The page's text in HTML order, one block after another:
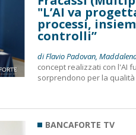
"L’AI va
processi,
controlli”
di Flavio Padovan,
concept realizzati con l'AI
sorprendono per la qualità
BANCAFORTE TV